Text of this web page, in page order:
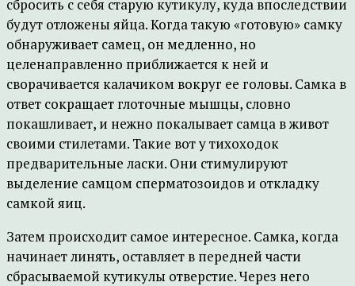
сбросить с себя старую кутикулу, куда впоследствии
будут отложены яйца. Когда такую «готовую» самку
обнаруживает самец, он медленно, но
целенаправленно приближается к ней и
сворачивается калачиком вокруг ее головы. Самка в
ответ сокращает глоточные мышцы, словно
покашливает, и нежно покалывает самца в живот
своими стилетами. Такие вот у тихоходок
предварительные ласки. Они стимулируют
выделение самцом сперматозоидов и откладку
самкой яиц.
Затем происходит самое интересное. Самка, когда
начинает линять, оставляет в передней части
сбрасываемой кутикулы отверстие. Через него